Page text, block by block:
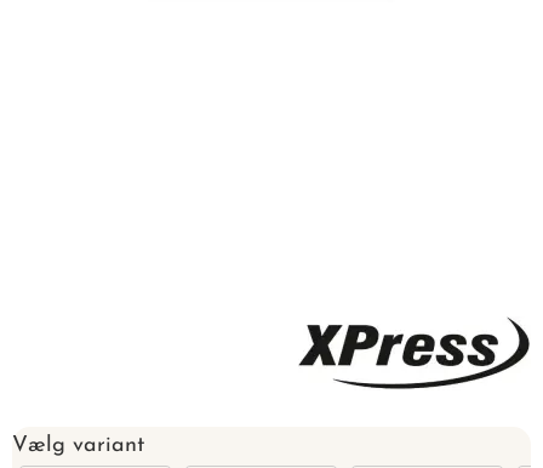
Vælg variant